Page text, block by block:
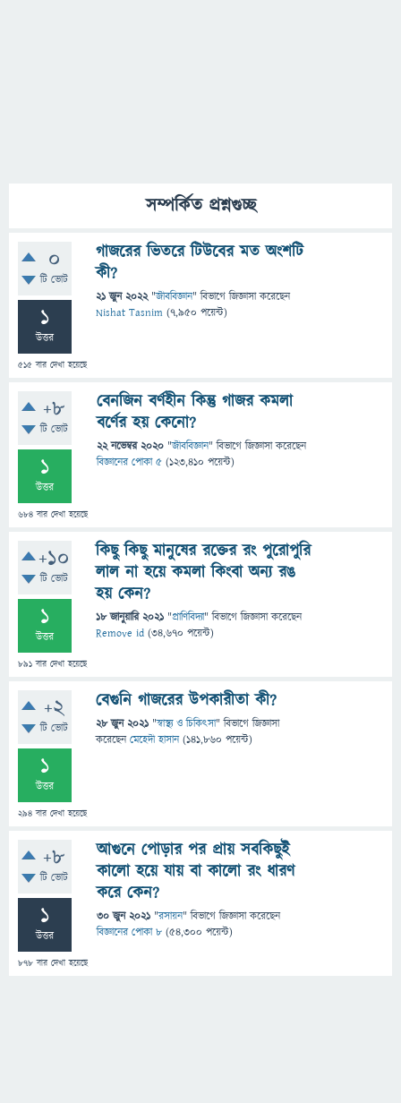
সম্পর্কিত প্রশ্নগুচ্ছ
0
টি ভোট
1
উত্তর
515 বার দেখা হয়েছে
গাজরের ভিতরে টিউবের মত অংশটি
কী?
21 জুন 2022 "জীববিজ্ঞান" বিভাগে জিজ্ঞাসাকরেছেন
Nishat Tasnim (7,950 পয়েন্ট)
+8
টি ভোট
1
উত্তর
684 বার দেখা হয়েছে
বেনজিন বর্ণহীন কিন্তু গাজর কমলা
বর্ণের হয় কেনো?
22 নভেম্বর 2020 "জীববিজ্ঞান" বিভাগে জিজ্ঞাসাকরেছেন
বিজ্ঞানের পোকা ৫ (123,410 পয়েন্ট)
+10
টি ভোট
1
উত্তর
891 বার দেখা হয়েছে
কিছু কিছু মানুষের রক্তের রং পুরোপুরি
লাল না হয়ে কমলা কিংবা অন্য রঙ
হয় কেন?
18 জানুয়ারি 2021 "প্রাণিবিদ্যা" বিভাগে জিজ্ঞাসাকরেছেন
Remove id (34,670 পয়েন্ট)
+2
টি ভোট
1
উত্তর
294 বার দেখা হয়েছে
বেগুনি গাজরের উপকারীতা কী?
28 জুন 2021 "স্বাস্থ্য ও চিকিৎসা" বিভাগে জিজ্ঞাসা
করেছেনমেহেদী হাসান (141,860 পয়েন্ট)
+8
টি ভোট
1
উত্তর
878 বার দেখা হয়েছে
আগুনে পোড়ার পর প্রায় সবকিছুই
কালো হয়ে যায় বা কালো রং ধারণ
করে কেন?
30 জুন 2021 "রসায়ন" বিভাগে জিজ্ঞাসাকরেছেন
বিজ্ঞানের পোকা ৮ (54,300 পয়েন্ট)